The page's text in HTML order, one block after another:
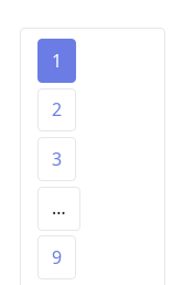
1
2
3
…
9